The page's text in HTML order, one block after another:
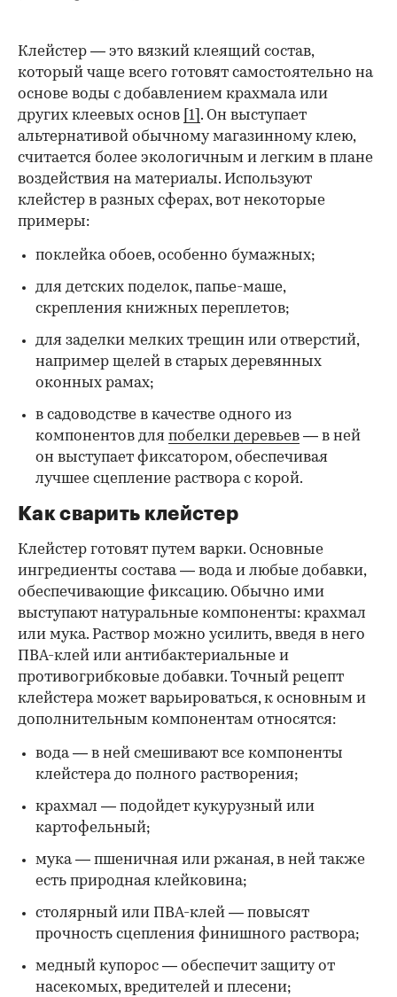
00:00 / 00:00
Клейстер — это вязкий клеящий состав,
который чаще всего готовят самостоятельно на
основе воды с добавлением крахмала или
других клеевых основ [1] . Он выступает
альтернативой обычному магазинному клею,
считается более экологичным и легким в плане
воздействия на материалы. Используют
клейстер в разных сферах, вот некоторые
примеры:
поклейка обоев, особенно бумажных;
для детских поделок, папье-маше,
скрепления книжных переплетов;
для заделки мелких трещин или отверстий,
например щелей в старых деревянных
оконных рамах;
в садоводстве в качестве одного из
компонентов для побелки деревьев — в ней
он выступает фиксатором, обеспечивая
лучшее сцепление раствора с корой.
Как сварить клейстер
Клейстер готовят путем варки. Основные
ингредиенты состава — вода и любые добавки,
обеспечивающие фиксацию. Обычно ими
выступают натуральные компоненты: крахмал
или мука. Раствор можно усилить, введя в него
ПВА-клей или антибактериальные и
противогрибковые добавки. Точный рецепт
клейстера может варьироваться, к основным и
дополнительным компонентам относятся:
вода — в ней смешивают все компоненты
клейстера до полного растворения;
крахмал — подойдет кукурузный или
картофельный;
мука — пшеничная или ржаная, в ней также
есть природная клейковина;
столярный или ПВА-клей — повысят
прочность сцепления финишного раствора;
медный купорос — обеспечит защиту от
насекомых, вредителей и плесени;